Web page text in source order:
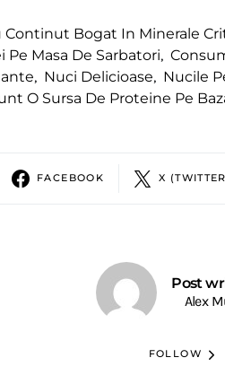
Continut Bogat In Minerale
Masa De Sarbatori,
, Nuci Delicioase, Nucile
O Sursa De Proteine ​​pe
FACEBOOK X
Post
Alex
FOLLOW